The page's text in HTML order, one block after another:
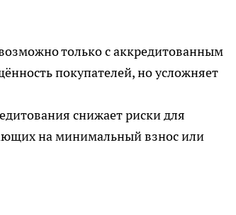
только с аккредитованным
покупателей, но усложняет
снижает риски для
на минимальный взнос или